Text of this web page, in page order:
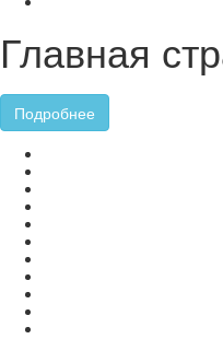
Главная
Подробнее